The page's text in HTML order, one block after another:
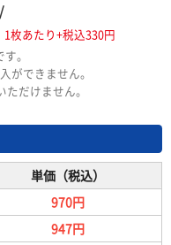
1枚あたり+税込330円
す。
ができません。
だけません。
単価（税込）
970円
947円